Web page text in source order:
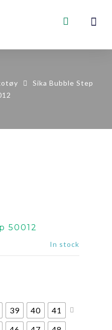
Sika Bubble Step
50012
In stock
39 40
41